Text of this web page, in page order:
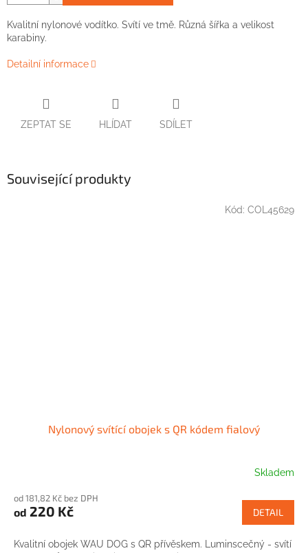
Kvalitní nylonové vodítko. Svítí ve tmě. Různá šířka a velikost
karabiny.
Detailní informace
ZEPTAT SE HLÍDAT SDÍLET
Související produkty
Nylonový svítící obojek s QR kódem fialový
Skladem
od 181,82 Kč bez DPH
od 220 Kč DETAIL
Kvalitní obojek WAU DOG s QR přívěskem. Luminscečný - svítí
Kód: COL45629